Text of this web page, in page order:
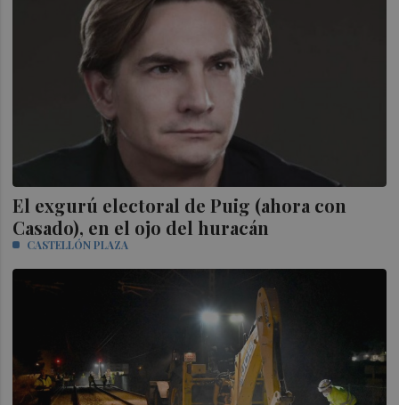
El exgurú electoral de Puig (ahora con
Casado), en el ojo del huracán
CASTELLÓN PLAZA